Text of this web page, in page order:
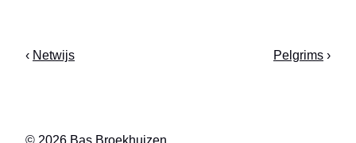
‹ Netwijs Pelgrims ›
© 2026 Bas Broekhuizen